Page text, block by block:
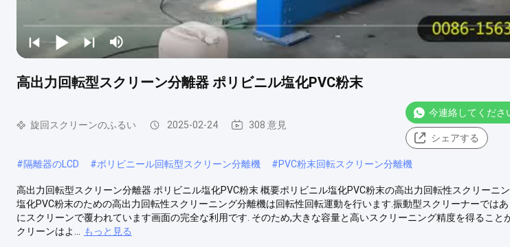
高出力回転型スクリーン分離器 ポリビニル塩化PVC粉末
旋回スクリーンのふるい 2025-02-24 308 意見
今連絡してくださ
シェアする
#隔離器のLCD #ポリビニール回転型スクリーン分離機 #PVC粉末回転スクリーン分離機
高出力回転型スクリーン分離器 ポリビニル塩化PVC粉末 概要ポリビニル塩化PVC粉末の高出力回転性スクリーニ
塩化PVC粉末のための高出力回転性スクリーニング分離機は回転性回転運動を行います.振動型スクリーナーでは
にスクリーンで覆われています画面の完全な利用です. そのため,大きな容量と高いスクリーニング精度を得ること
クリーンはよ...
もっと見る